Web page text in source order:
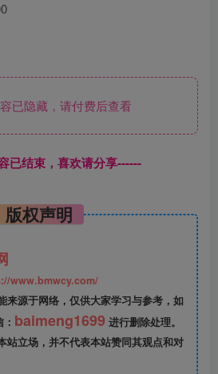
已隐藏，请付费后查看
已结束，喜欢请分享------
版权声明
www.bmwcy.com/
来源于网络，仅供大家学习与参考，如
baimeng1699 进行删除处理。
站立场，并不代表本站赞同其观点和对